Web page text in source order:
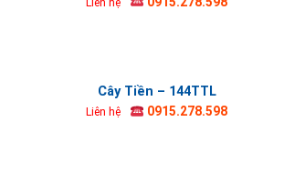
Liên hệ
Cây Tiền – 144TTL
Liên hệ 0915.278.598